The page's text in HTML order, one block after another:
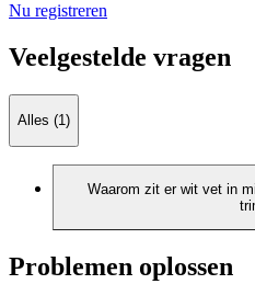
Nu registreren
Veelgestelde vragen
Alles (1)
Waarom zit er wit vet in
Problemen oplossen